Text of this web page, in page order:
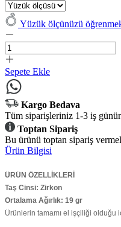
Yüzük ölçünüzü
Sepete Ekle
Kargo Bedava
Tüm siparişleriniz 1-3 iş
Toptan Sipariş
Bu ürünü toptan sipariş
Ürün Bilgisi
ÜRÜN ÖZELLİKLERİ
Taş Cinsi: Zirkon
Ortalama Ağırlık: 19 gr
Ürünlerin tamamı el işçiliği olduğu